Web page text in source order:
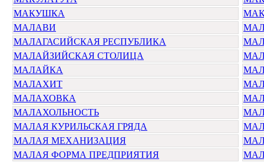
МАКУШКА
МАЛАВИ
МАЛАГАСИЙСКАЯ РЕСПУБЛИКА
МАЛАЙЗИЙСКАЯ СТОЛИЦА
МАЛАЙКА
МАЛАХИТ
МАЛАХОВКА
МАЛАХОЛЬНОСТЬ
МАЛАЯ КУРИЛЬСКАЯ ГРЯДА
МАЛАЯ МЕХАНИЗАЦИЯ
МАЛАЯ ФОРМА ПРЕДПРИЯТИЯ